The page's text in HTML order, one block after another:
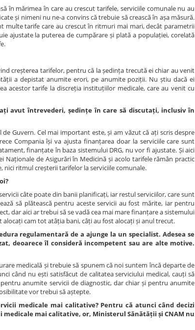
în mărimea în care au crescut tarifele, serviciile comunale nu au
și nimeni nu ne-a convins că trebuie să crească în așa măsură.
multe tarife care au crescut în ritmuri mai mari, decât parametrii
ajustate la puterea de cumpărare și plată a populației, corelată
creșterea tarifelor, pentru că la ședința trecută ei chiar au venit
a depistat anumite erori, pe anumite poziții. Nu știu dacă ei
acestor tarife la discreția instituțiilor medicale, care au venit cu
avut întrevederi, ședințe în care să discutați, inclusiv în
Guvern. Cel mai important este, și am văzut că ați scris despre
Compania își va ajusta finanțarea doar la serviciile care sunt
finanțate în baza sistemului DRG, nu vor fi ajustate. Și aici
de Asigurări în Medicină și acolo tarifele rămân practic
nici ritmul creșterii tarifelor la serviciile comunale.
câte poate din banii planificați, iar restul serviciilor, care sunt
să plătească pentru aceste servicii au fost mărite, iar pentru
dar aici ar trebui să se vadă cea mai mare finanțare a sistemului
cam tot atâția bani, câți au fost alocați și anul trecut.
regulamentară de a ajunge la un specialist. Adesea se
deoarece îl consideră incompetent sau are alte motive.
medicală și trebuie să spunem că noi suntem încă departe de
când nu ești satisfăcut de calitatea serviciului medical, cauți să
anumite servicii de diagnostic, dar chiar și pentru anumite
vor trebui să aștepte.
medicale mai calitative? Pentru că atunci când decizi
mai calitative, or, Ministerul Sănătății și CNAM nu